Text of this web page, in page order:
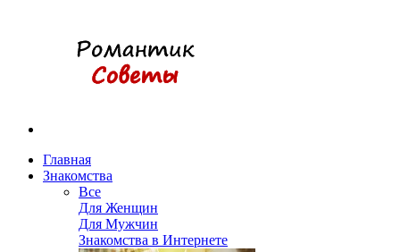
Главная
Знакомства
Все
Для Женщин
Для Мужчин
Знакомства в Интернете